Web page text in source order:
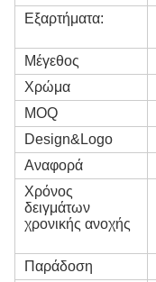
Εξαρτήματα:
Μέγεθος
Χρώμα
MOQ
Design&Logo
Αναφορά
Χρόνος
δειγμάτων
χρονικής ανοχής
Παράδοση